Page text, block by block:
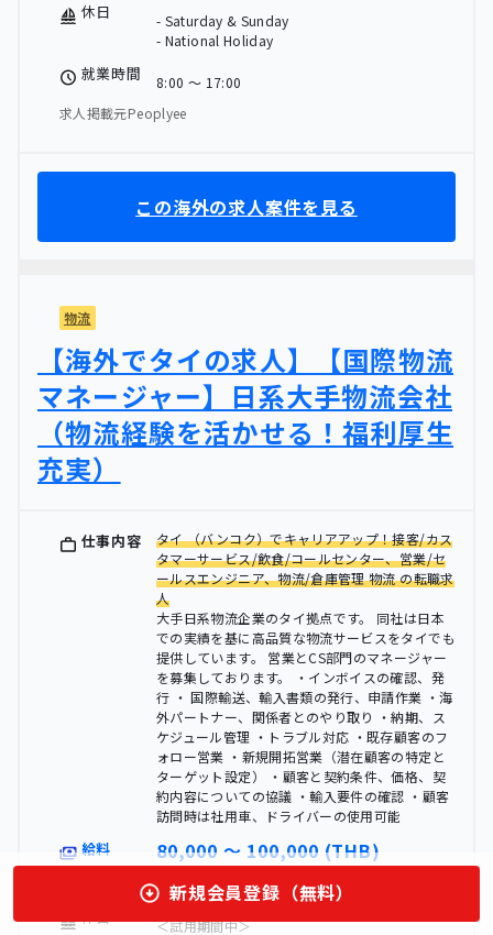
休日
- Saturday & Sunday
- National Holiday
就業時間
8:00 〜 17:00
求人掲載元Peoplyee
この海外の求人案件を見る
物流
【海外でタイの求人】【国際物流
マネージャー】日系大手物流会社
（物流経験を活かせる！福利厚生
充実）
仕事内容
タイ （バンコク）でキャリアアップ！接客/カス
タマーサービス/飲食/コールセンター、営業/セ
ールスエンジニア、物流/倉庫管理 物流 の転職求
人
大手日系物流企業のタイ拠点です。 同社は日本
での実績を基に高品質な物流サービスをタイでも
提供しています。 営業とCS部門のマネージャー
を募集しております。 ・インボイスの確認、発
行 ・ 国際輸送、輸入書類の発行、申請作業 ・海
外パートナー、関係者とのやり取り ・納期、ス
ケジュール管理 ・トラブル対応 ・既存顧客のフ
ォロー営業 ・新規開拓営業（潜在顧客の特定と
ターゲット設定） ・顧客と契約条件、価格、契
約内容についての協議 ・輸入要件の確認 ・顧客
訪問時は社用車、ドライバーの使用可能
給料 80,000 〜 100,000 (THB)
タイ | バンコクの求人です。
休日 ＜試用期間中＞
新規会員登録（無料）